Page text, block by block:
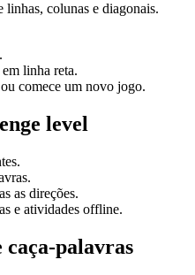
colunas e diagonais.
linha reta.
comece um novo jogo.
level
as direções.
e atividades offline.
caça-palavras